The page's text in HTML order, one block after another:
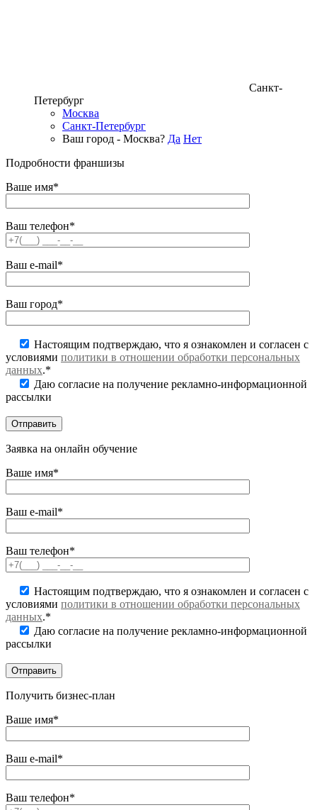
Санкт-
Петербург
Москва
Санкт-Петербург
Ваш город - Москва? Да Нет
Подробности франшизы
Ваше имя*
Ваш телефон*
Ваш e-mail*
Ваш город*
Настоящим подтверждаю, что я ознакомлен и согласен с
условиями политики в отношении обработки персональных
данных.*
Даю согласие на получение рекламно-информационной
рассылки
Заявка на онлайн обучение
Ваше имя*
Ваш e-mail*
Ваш телефон*
Настоящим подтверждаю, что я ознакомлен и согласен с
условиями политики в отношении обработки персональных
данных.*
Даю согласие на получение рекламно-информационной
рассылки
Получить бизнес-план
Ваше имя*
Ваш e-mail*
Ваш телефон*